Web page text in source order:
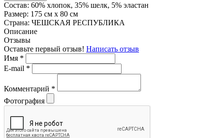
Состав: 60% хлопок, 35% шелк, 5% эластан
Размер: 175 см х 80 см
Страна: ЧЕШСКАЯ РЕСПУБЛИКА
Описание
Отзывы
Оставьте первый отзыв! Написать отзыв
Имя *
E-mail *
Комментарий *
Фотография